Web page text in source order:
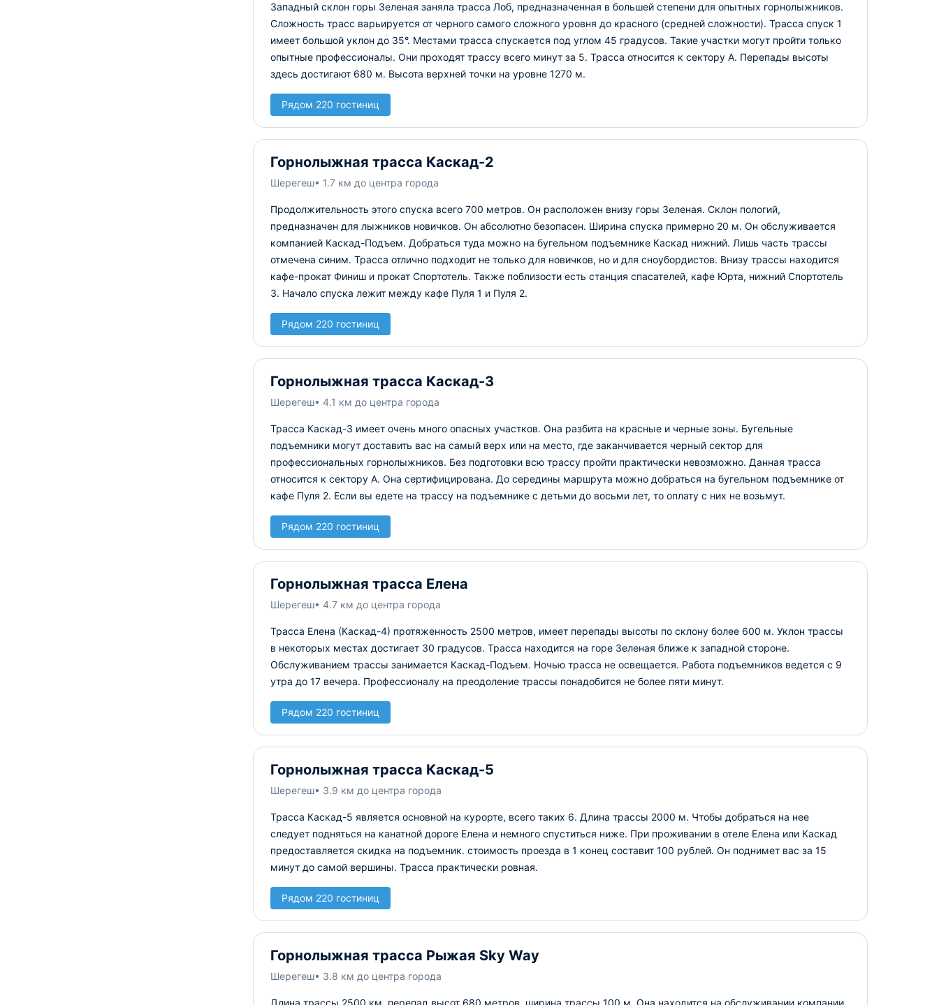
Западный склон горы Зеленая заняла трасса Лоб, предназначенная в большей степени для опытных горнолыжников.
Сложность трасс варьируется от черного самого сложного уровня до красного (средней сложности). Трасса спуск 1
имеет большой уклон до 35°. Местами трасса спускается под углом 45 градусов. Такие участки могут пройти только
опытные профессионалы. Они проходят трассу всего минут за 5. Трасса относится к сектору А. Перепады высоты
здесь достигают 680 м. Высота верхней точки на уровне 1270 м.
Рядом 220 гостиниц
Горнолыжная трасса Каскад-2
Шерегеш• 1.7 км до центра города
Продолжительность этого спуска всего 700 метров. Он расположен внизу горы Зеленая. Склон пологий,
предназначен для лыжников новичков. Он абсолютно безопасен. Ширина спуска примерно 20 м. Он обслуживается
компанией Каскад-Подъем. Добраться туда можно на бугельном подъемнике Каскад нижний. Лишь часть трассы
отмечена синим. Трасса отлично подходит не только для новичков, но и для сноубордистов. Внизу трассы находится
кафе-прокат Финиш и прокат Спортотель. Также поблизости есть станция спасателей, кафе Юрта, нижний Спортотель
3. Начало спуска лежит между кафе Пуля 1 и Пуля 2.
Рядом 220 гостиниц
Горнолыжная трасса Каскад-3
Шерегеш• 4.1 км до центра города
Трасса Каскад-3 имеет очень много опасных участков. Она разбита на красные и черные зоны. Бугельные
подъемники могут доставить вас на самый верх или на место, где заканчивается черный сектор для
профессиональных горнолыжников. Без подготовки всю трассу пройти практически невозможно. Данная трасса
относится к сектору А. Она сертифицирована. До середины маршрута можно добраться на бугельном подъемнике от
кафе Пуля 2. Если вы едете на трассу на подъемнике с детьми до восьми лет, то оплату с них не возьмут.
Рядом 220 гостиниц
Горнолыжная трасса Елена
Шерегеш• 4.7 км до центра города
Трасса Елена (Каскад-4) протяженность 2500 метров, имеет перепады высоты по склону более 600 м. Уклон трассы
в некоторых местах достигает 30 градусов. Трасса находится на горе Зеленая ближе к западной стороне.
Обслуживанием трассы занимается Каскад-Подъем. Ночью трасса не освещается. Работа подъемников ведется с 9
утра до 17 вечера. Профессионалу на преодоление трассы понадобится не более пяти минут.
Рядом 220 гостиниц
Горнолыжная трасса Каскад-5
Шерегеш• 3.9 км до центра города
Трасса Каскад-5 является основной на курорте, всего таких 6. Длина трассы 2000 м. Чтобы добраться на нее
следует подняться на канатной дороге Елена и немного спуститься ниже. При проживании в отеле Елена или Каскад
предоставляется скидка на подъемник. стоимость проезда в 1 конец составит 100 рублей. Он поднимет вас за 15
минут до самой вершины. Трасса практически ровная.
Рядом 220 гостиниц
Горнолыжная трасса Рыжая Sky Way
Шерегеш• 3.8 км до центра города
Длина трассы 2500 км, перепад высот 680 метров, ширина трассы 100 м. Она находится на обслуживании компании